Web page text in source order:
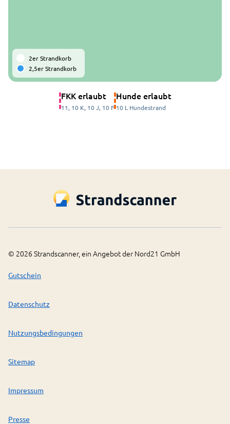
2er Strandkorb
2,5er Strandkorb
FKK erlaubt
11, 10 K, 10 J, 10 F
Hunde erlaubt
10 L Hundestrand
© 2026 Strandscanner, ein Angebot der Nord21 GmbH
Gutschein
Datenschutz
Nutzungsbedingungen
Sitemap
Impressum
Presse